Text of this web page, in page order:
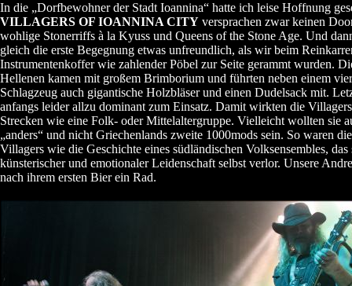
In die „Dorfbewohner der Stadt Ioannina“ hatte ich leise Hoffnung
VILLAGERS OF IOANNINA CITY versprachen zwar keinen
wohlige Stonerriffs à la Kyuss und Queens of the Stone Age. Und
gleich die erste Begegnung etwas unfreundlich, als wir beim
Instrumentenkoffer wie zahlender Pöbel zur Seite gerammt wurden.
Hellenen kamen mit großem Brimborium und führten neben einem
Schlagzeug auch gigantische Holzbläser und einen Dudelsack mit.
anfangs leider allzu dominant zum Einsatz. Damit wirkten die
Strecken wie eine Folk- oder Mittelaltergruppe. Vielleicht wollten sie
„anders“ und nicht Griechenlands zweite 1000mods sein. So waren
Villagers wie die Geschichte eines südländischen Volksensembles, das
künsterischer und emotionaler Leidenschaft selbst verlor. Unsere
nach ihrem ersten Bier ein Rad.